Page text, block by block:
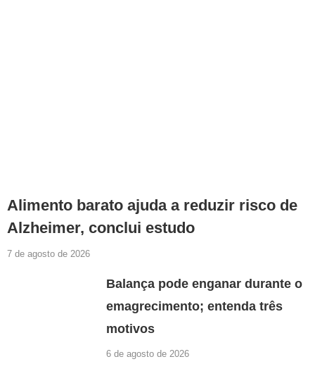
Alimento barato ajuda a reduzir risco de
Alzheimer, conclui estudo
7 de agosto de 2026
Balança pode enganar durante o
emagrecimento; entenda três
motivos
6 de agosto de 2026